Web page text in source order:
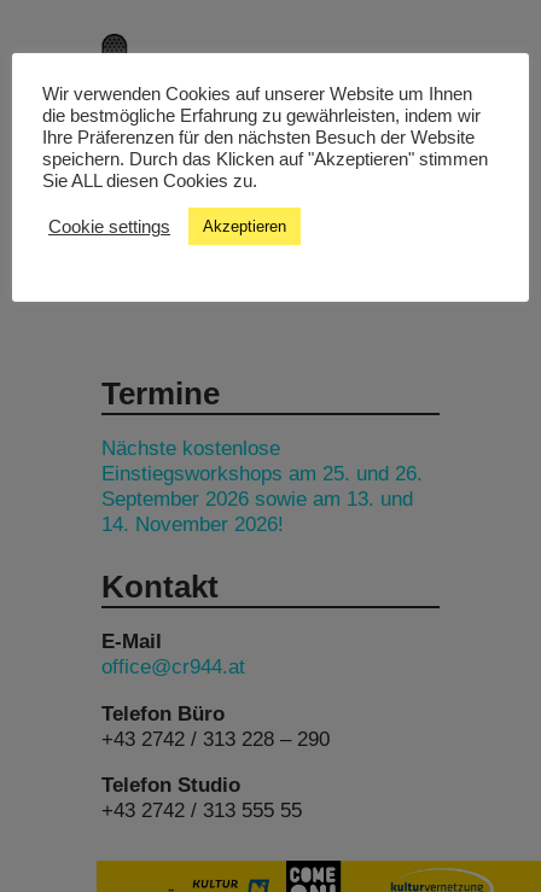
Livestream
Studiochat
Termine
Nächste kostenlose
Einstiegsworkshops am 25. und 26.
September 2026 sowie am 13. und
14. November 2026!
Kontakt
E-Mail
office@cr944.at
Telefon Büro
+43 2742 / 313 228 – 290
Telefon Studio
+43 2742 / 313 555 55
Wir verwenden Cookies auf unserer Website um Ihnen
die bestmögliche Erfahrung zu gewährleisten, indem wir
Ihre Präferenzen für den nächsten Besuch der Website
speichern. Durch das Klicken auf "Akzeptieren" stimmen
Sie ALL diesen Cookies zu.
Cookie settings Akzeptieren